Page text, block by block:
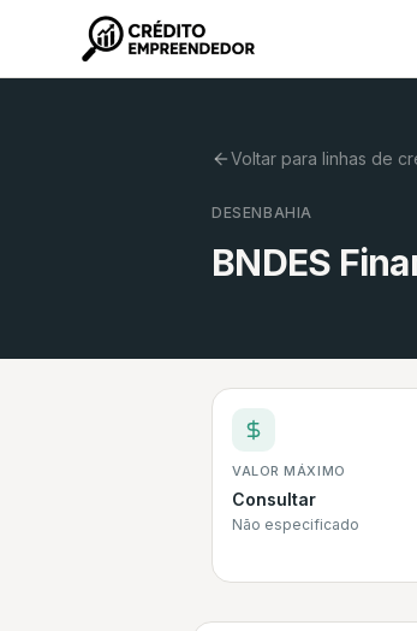
Voltar para linhas de
DESENBAHIA
BNDES
VALOR MÁXIMO
Consultar
Não especificado